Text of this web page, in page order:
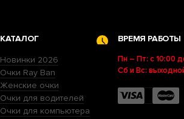
КАТАЛОГ
Новинки 2026
Очки Ray Ban
Женские очки
Очки для водителей
Очки для компьютера
ВРЕМЯ РАБОТЫ
Пн – Пт: с 10:00
Сб и Вс: